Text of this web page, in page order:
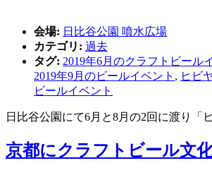
会場: 日比谷公園 噴水広場
カテゴリ: 過去
タグ: 2019年6月のクラフトビール
2019年9月のビールイベント , ヒビ
ビールイベント
日比谷公園にて6月と8月の2回に渡り「
京都にクラフトビール文